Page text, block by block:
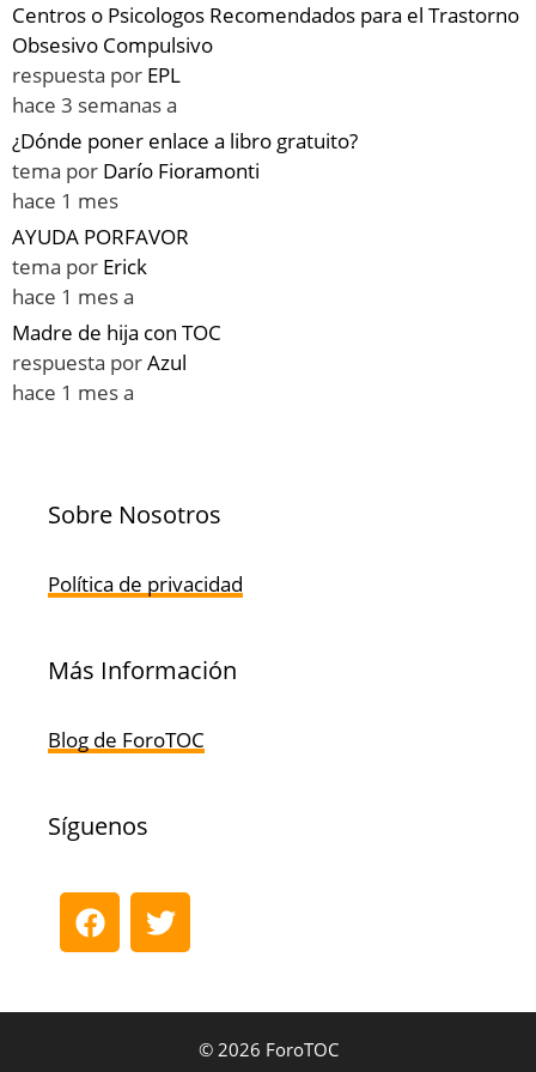
Centros o Psicologos Recomendados para el Trastorno
Obsesivo Compulsivo
respuesta por EPL
hace 3 semanas a
¿Dónde poner enlace a libro gratuito?
tema por Darío Fioramonti
hace 1 mes
AYUDA PORFAVOR
tema por Erick
hace 1 mes a
Madre de hija con TOC
respuesta porAzul
hace 1 mes a
Sobre Nosotros
Política de privacidad
Más Información
Blog de ForoTOC
Síguenos
© 2026 ForoTOC